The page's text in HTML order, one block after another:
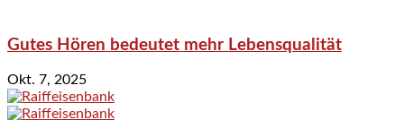
Gutes Hören bedeutet mehr Lebensqualität
Okt. 7, 2025